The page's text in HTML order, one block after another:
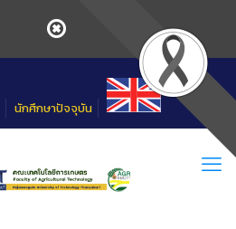
นักศึกษาปัจจุบัน